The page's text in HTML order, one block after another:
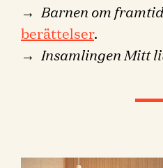
→ Barnen om
berättelser.
→ Insamlingen Mitt